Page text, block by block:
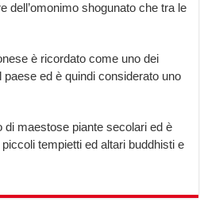
dell’omonimo shogunato che tra le
è ricordato come uno dei
paese ed è quindi considerato uno
di maestose piante secolari ed è
tempietti ed altari buddhisti e